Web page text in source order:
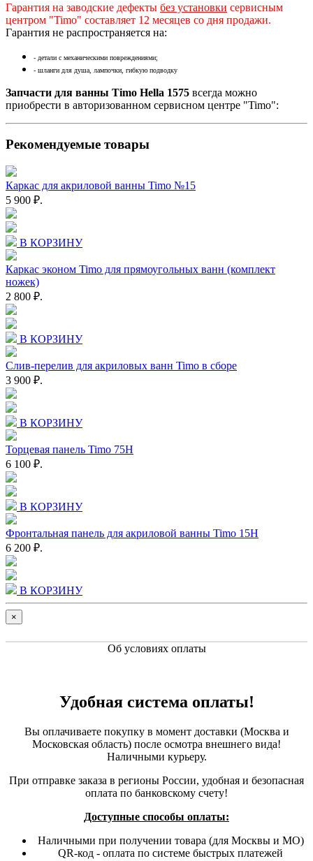
Гарантия на заводские дефекты без установки сервисным
центром "Timo" составляет 12 месяцев со дня продажи.
Гарантия не распространяется на:
- детали с механическими повреждениями;
- шланги для душа, лампочки, гибкую подводку
Запчасти для ванны Timo Hella 1575 всегда можно
приобрести в авторизованном сервисном центре "Timo":
Рекомендуемые товары
Каркас для акриловой ванны Timo №15
5 900 ₽.
В КОРЗИНУ
Каркас эконом Timo для прямоугольных ванн (комплект
ножек)
2 800 ₽.
В КОРЗИНУ
Слив-перелив для акриловых ванн Timo в сборе
3 900 ₽.
В КОРЗИНУ
Торцевая панель Timo 75H
6 100 ₽.
В КОРЗИНУ
Фронтальная панель для акриловой ванны Timo 15H
6 200 ₽.
В КОРЗИНУ
×
Об условиях оплаты
Удобная система оплаты!
Вы оплачиваете покупку в момент доставки (Москва и
Московская область) после осмотра внешнего вида!
Наличными курьеру.
При отправке заказа в регионы России, удобная и безопасная
оплата по банковскому счету!
Доступные способы оплаты:
Наличными при получении товара (для Москвы и МО)
QR-код - оплата по системе быстрых платежей